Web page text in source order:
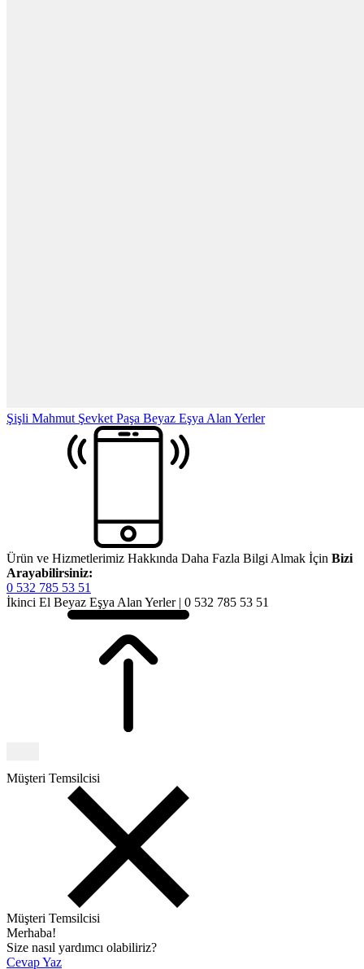
Şişli Mahmut Şevket Paşa Beyaz Eşya Alan Yerler
Ürün ve Hizmetlerimiz Hakkında Daha Fazla Bilgi Almak İçin Bizi
Arayabilirsiniz:
0 532 785 53 51
İkinci El Beyaz Eşya Alan Yerler | 0 532 785 53 51
Müşteri Temsilcisi
Müşteri Temsilcisi
Merhaba!
Size nasıl yardımcı olabiliriz?
Cevap Yaz